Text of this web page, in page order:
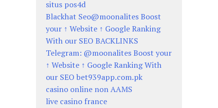
situs pos4d
Blackhat Seo@moonalites Boost
your ↑ Website ↑ Google Ranking
With our SEO BACKLINKS
Telegram: @moonalites Boost your
↑ Website ↑ Google Ranking With
our SEO bet939app.com.pk
casino online non AAMS
live casino france